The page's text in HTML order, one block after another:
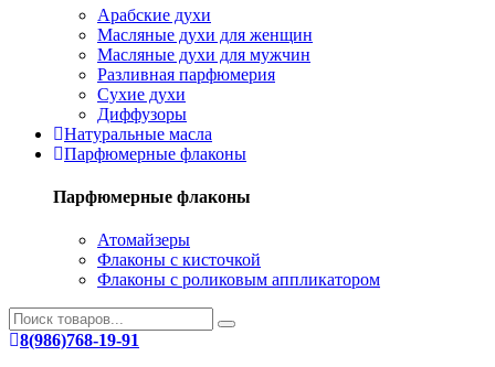
Арабские духи
Масляные духи для женщин
Масляные духи для мужчин
Разливная парфюмерия
Сухие духи
Диффузоры
Натуральные масла
Парфюмерные флаконы
Парфюмерные флаконы
Атомайзеры
Флаконы с кисточкой
Флаконы с роликовым аппликатором
8(986)768-19-91